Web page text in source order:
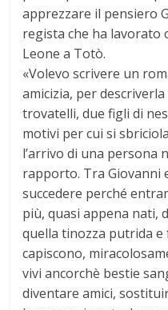
apprezzare il pensiero
regista che ha lavorato
Leone a Totò.
«Volevo scrivere un
amicizia, per
trovatelli, due figli di
motivi per cui si
l’arrivo di una persona
rapporto. Tra Giovanni
succedere perché
più, quasi appena nati,
quella tinozza putrida
capiscono,
vivi ancorchè bestie
diventare amici,